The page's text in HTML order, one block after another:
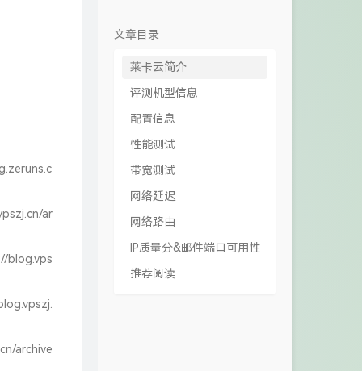
ar
blog.vps
archive
文章目录
莱卡云简介
评测机型信息
配置信息
性能测试
带宽测试
网络延迟
网络路由
IP质量分&邮件端口可用性
推荐阅读